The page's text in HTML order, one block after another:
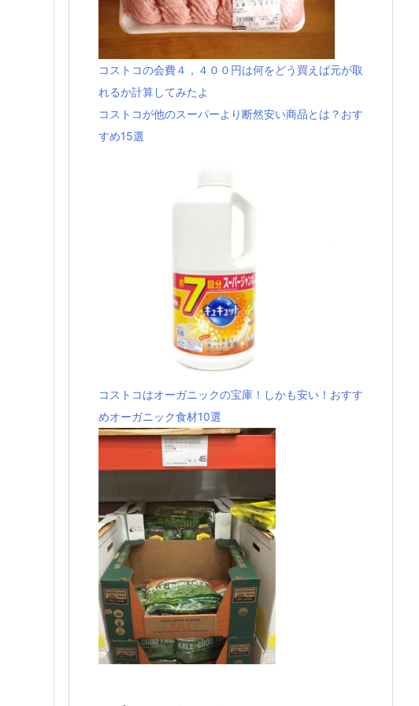
コストコの会費４，４００円は何をどう買えば元が取
れるか計算してみたよ
コストコが他のスーパーより断然安い商品とは？おす
すめ15選
コストコはオーガニックの宝庫！しかも安い！おすす
めオーガニック食材10選